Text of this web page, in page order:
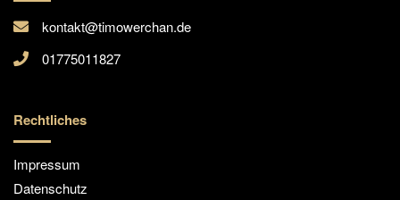
kontakt@timowerchan.de
01775011827
Rechtliches
Impressum
Datenschutz